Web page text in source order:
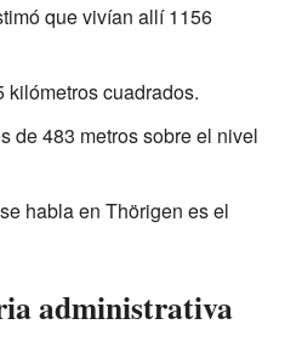
que vivían allí 1156
kilómetros cuadrados.
de 483 metros sobre el nivel
habla en Thörigen es el
administrativa